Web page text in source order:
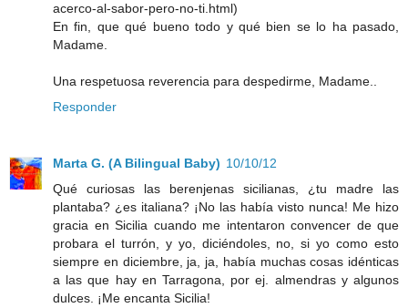
acerco-al-sabor-pero-no-ti.html)
En fin, que qué bueno todo y qué bien se lo ha pasado,
Madame.
Una respetuosa reverencia para despedirme, Madame..
Responder
Marta G. (A Bilingual Baby) 10/10/12
Qué curiosas las berenjenas sicilianas, ¿tu madre las
plantaba? ¿es italiana? ¡No las había visto nunca! Me hizo
gracia en Sicilia cuando me intentaron convencer de que
probara el turrón, y yo, diciéndoles, no, si yo como esto
siempre en diciembre, ja, ja, había muchas cosas idénticas
a las que hay en Tarragona, por ej. almendras y algunos
dulces. ¡Me encanta Sicilia!